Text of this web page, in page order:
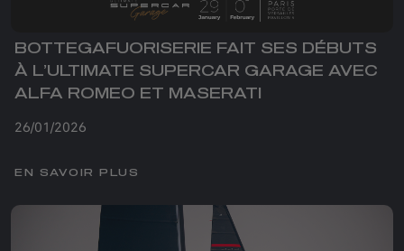
BOTTEGAFUORISERIE FAIT SES DÉBUTS
À L’ULTIMATE SUPERCAR GARAGE AVEC
ALFA ROMEO ET MASERATI
26/01/2026
EN SAVOIR PLUS